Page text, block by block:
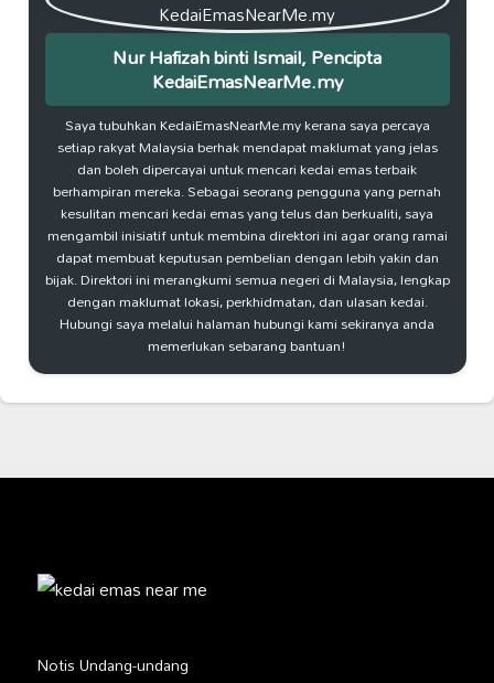
Nur Hafizah binti Ismail, Pencipta
KedaiEmasNearMe.my
Saya tubuhkan KedaiEmasNearMe.my kerana saya percaya
setiap rakyat Malaysia berhak mendapat maklumat yang jelas
dan boleh dipercayai untuk mencari kedai emas terbaik
berhampiran mereka. Sebagai seorang pengguna yang pernah
kesulitan mencari kedai emas yang telus dan berkualiti, saya
mengambil inisiatif untuk membina direktori ini agar orang ramai
dapat membuat keputusan pembelian dengan lebih yakin dan
bijak. Direktori ini merangkumi semua negeri di Malaysia, lengkap
dengan maklumat lokasi, perkhidmatan, dan ulasan kedai.
Hubungi saya melalui halaman hubungi kami sekiranya anda
memerlukan sebarang bantuan!
Notis Undang-undang